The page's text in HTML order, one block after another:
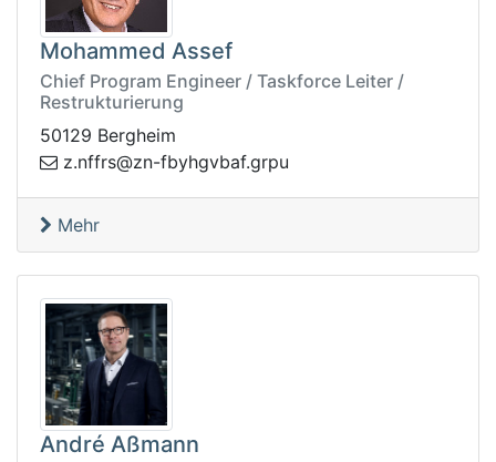
Mohammed Assef
Chief Program Engineer / Taskforce Leiter /
Restrukturierung
50129 Bergheim
uprg.fabvghybf-nz@srffn.z
Mehr
André Aßmann